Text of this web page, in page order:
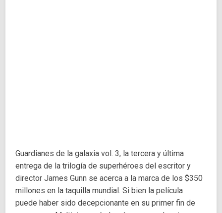
Guardianes de la galaxia vol. 3, la tercera y última
entrega de la trilogía de superhéroes del escritor y
director James Gunn se acerca a la marca de los $350
millones en la taquilla mundial. Si bien la película
puede haber sido decepcionante en su primer fin de